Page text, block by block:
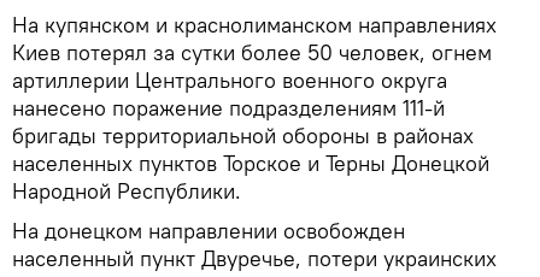
На купянском и краснолиманском направлениях
Киев потерял за сутки более 50 человек, огнем
артиллерии Центрального военного округа
нанесено поражение подразделениям 111-й
бригады территориальной обороны в районах
населенных пунктов Торское и Терны Донецкой
Народной Республики.
На донецком направлении освобожден
населенный пункт Двуречье, потери украинских